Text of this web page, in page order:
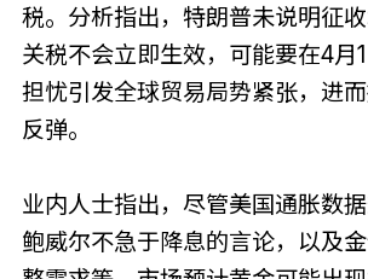
税。分析指出，特朗普未说明征
关税不会立即生效，可能要在4月
担忧引发全球贸易局势紧张，进
反弹。
业内人士指出，尽管美国通胀数
鲍威尔不急于降息的言论，以及